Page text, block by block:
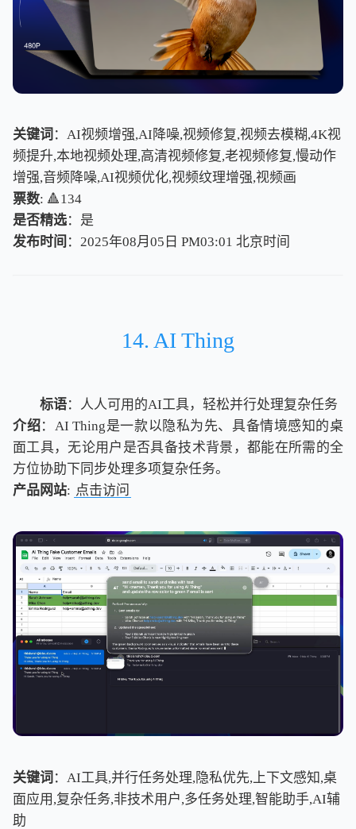
关键词 ：AI视频增强,AI降噪,视频修复,视频去模糊,4K视
频提升,本地视频处理,高清视频修复,老视频修复,慢动作
增强,音频降噪,AI视频优化,视频纹理增强,视频画
票数: 🔺134
是否精选：是
发布时间 ：2025年08月05日 PM03:01 北京时间
北京时间
14. AI Thing
标语：人人可用的AI工具，轻松并行处理复杂任务
介绍：AI Thing是一款以隐私为先、具备情境感知的桌
面工具，无论用户是否具备技术背景，都能在所需的全
方位协助下同步处理多项复杂任务。
产品网站: 点击访问
关键词 ：AI工具,并行任务处理,隐私优先,上下文感知,桌
面应用,复杂任务,非技术用户,多任务处理,智能助手,AI辅
助